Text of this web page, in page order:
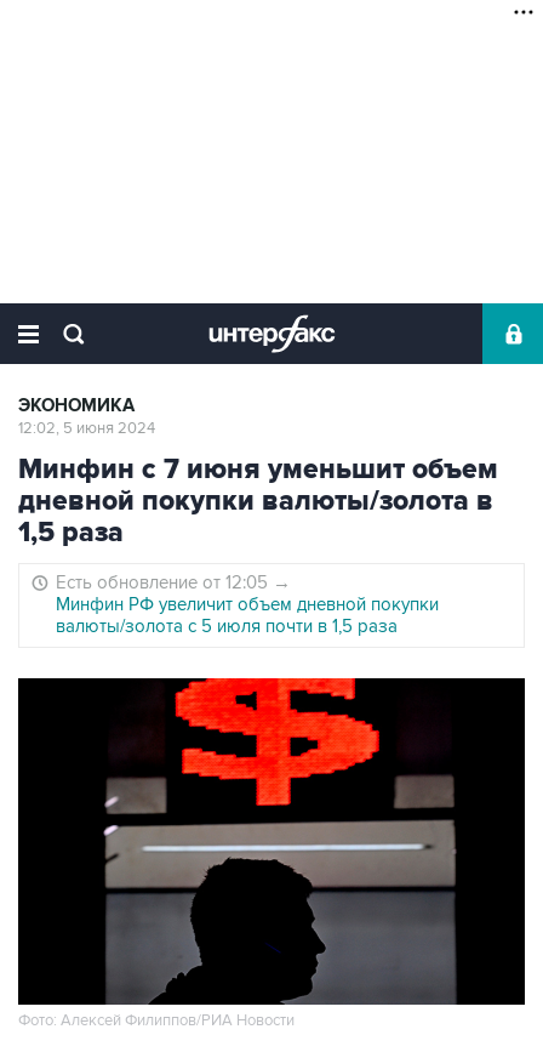
ЭКОНОМИКА
12:02, 5 июня 2024
Минфин с 7 июня уменьшит объем
дневной покупки валюты/золота в
1,5 раза
Есть обновление от 12:05 →
Минфин РФ увеличит объем дневной покупки
валюты/золота с 5 июля почти в 1,5 раза
Фото: Алексей Филиппов/РИА Новости